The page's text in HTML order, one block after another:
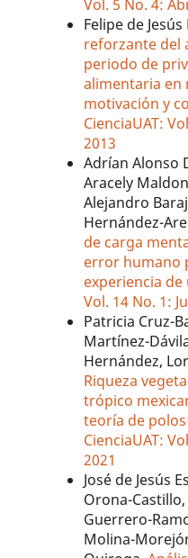
Vol. 5 No. 4:
Felipe de
reforzante del
periodo de
alimentaria en
motivación y
CienciaUAT:
2013
Adrían Alonso
Aracely
Alejandro
Hernández-
de carga
error humano
experiencia de
Vol. 14 No. 1:
Patricia Cruz-
Martínez-
Hernández,
Riqueza
trópico
teoría de
CienciaUAT:
2021
José de Jesús
Orona-
Guerrero-
Molina-